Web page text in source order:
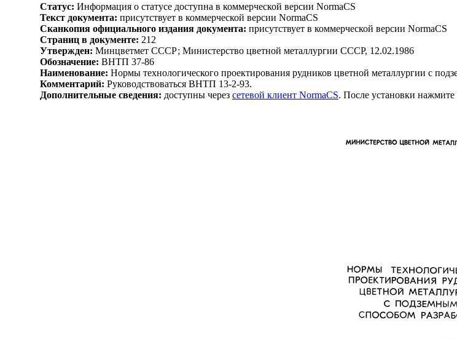
Статус: Информация о статусе доступна в коммерческой версии NormaCS
Текст документа: присутствует в коммерческой версии NormaCS
Сканкопия официального издания документа: присутствует в коммерческой версии NormaCS
Страниц в документе: 212
Утвержден: Минцветмет СССР; Министерство цветной металлургии СССР, 12.02.1986
Обозначение: ВНТП 37-86
Наименование: Нормы технологического проектирования рудников цветной металлургии с
Комментарий: Руководствоваться ВНТП 13-2-93.
Дополнительные сведения: доступны через сетевой клиент NormaCS. После установки нажмите